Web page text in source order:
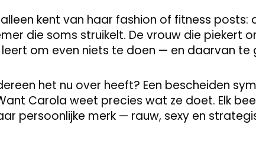
kent van haar fashion of fitness posts:
die soms struikelt. De vrouw die piekert
om even niets te doen — en daarvan te
het nu over heeft? Een bescheiden
Carola weet precies wat ze doet. Elk
persoonlijke merk — rauw, sexy en